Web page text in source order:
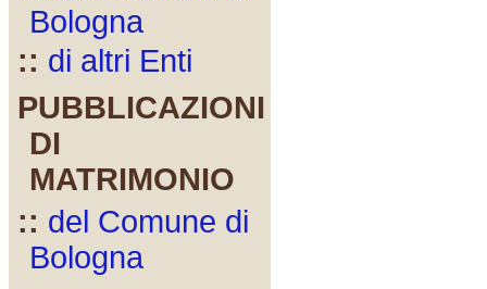
Bologna
:: di altri Enti
PUBBLICAZIONI
DI
MATRIMONIO
:: del Comune di
Bologna